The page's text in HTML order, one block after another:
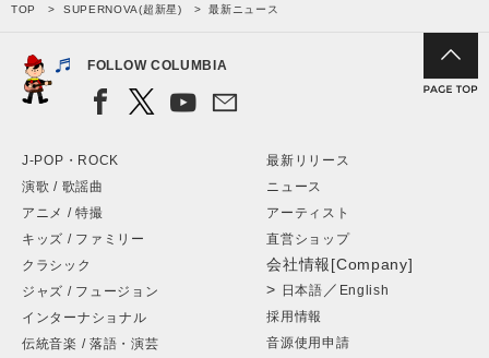
閉じる
TOP SUPERNOVA(超新星) 最新ニュース
FOLLOW COLUMBIA
J-POP・ROCK
演歌 / 歌謡曲
アニメ / 特撮
キッズ / ファミリー
クラシック
ジャズ / フュージョン
インターナショナル
伝統音楽 / 落語・演芸
最新リリース
ニュース
アーティスト
直営ショップ
会社情報[Company]
> 日本語 ／ English
採用情報
音源使用申請